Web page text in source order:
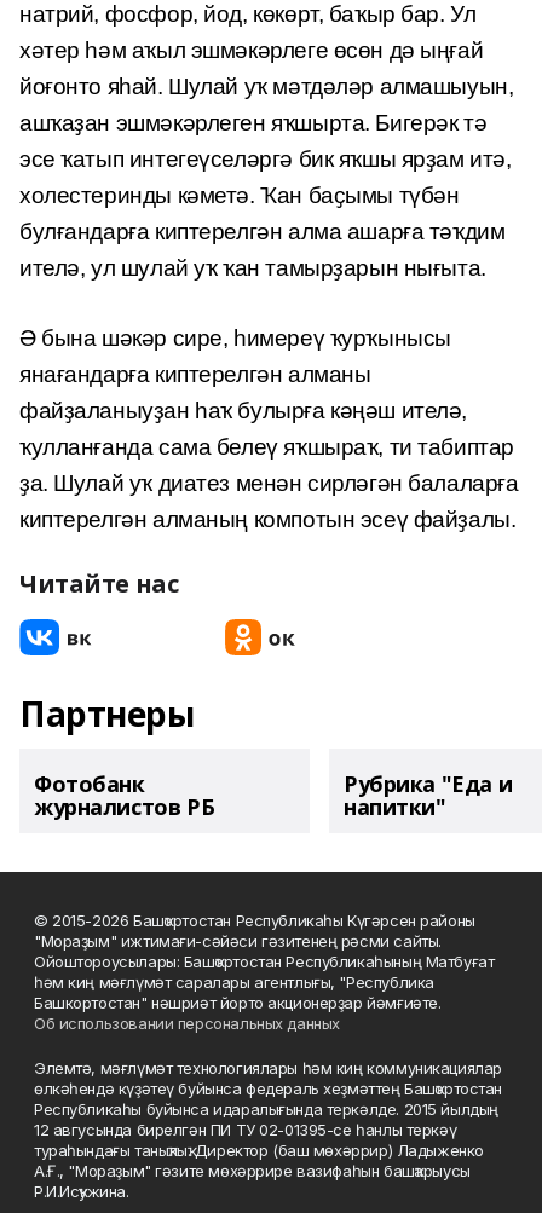
натрий, фосфор, йод, көкөрт, баҡыр бар. Ул
хәтер һәм аҡыл эшмәкәрлеге өсөн дә ыңғай
йоғонто яһай. Шулай уҡ мәтдәләр алмашыуын,
ашҡаҙан эшмәкәрлеген яҡшырта. Бигерәк тә
эсе ҡатып интегеүселәргә бик яҡшы ярҙам итә,
холестеринды кәметә. Ҡан баҫымы түбән
булғандарға киптерелгән алма ашарға тәҡдим
ителә, ул шулай уҡ ҡан тамырҙарын нығыта.
Ә бына шәкәр сире, һимереү ҡурҡынысы
янағандарға киптерелгән алманы
файҙаланыуҙан һаҡ булырға кәңәш ителә,
ҡулланғанда сама белеү яҡшыраҡ, ти табиптар
ҙа. Шулай уҡ диатез менән сирләгән балаларға
киптерелгән алманың компотын эсеү файҙалы.
Читайте нас
Партнеры
Фотобанк
журналистов РБ
Рубрика "Еда и
напитки"
© 2015-2026 Башҡортостан Республикаһы Күгәрсен районы
"Мораҙым" ижтимағи-сәйәси гәзитенең рәсми сайты.
Ойоштороусылары: Башҡортостан Республикаһының Матбуғат
һәм киң мәғлүмәт саралары агентлығы, "Республика
Башкортостан" нәшриәт йорто акционерҙар йәмғиәте.
Об использовании персональных данных
Элемтә, мәғлүмәт технологиялары һәм киң коммуникациялар
өлкәһендә күҙәтеү буйынса федераль хеҙмәттең Башҡортостан
Республикаһы буйынса идаралығында теркәлде. 2015 йылдың
12 авгусында бирелгән ПИ ТУ 02-01395-се һанлы теркәү
тураһындағы таныҡлыҡ. Директор (баш мөхәррир) Ладыженко
А.Ғ., "Мораҙым" гәзите мөхәррире вазифаһын башҡарыусы
Р.И.Исҡужина.